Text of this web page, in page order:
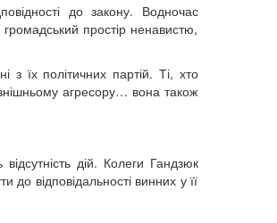
до закону. Водночас
простір ненавистю,
з їх політичних партій. Ті, хто
агресору… вона також
дій. Колеги Гандзюк
відповідальності винних у її